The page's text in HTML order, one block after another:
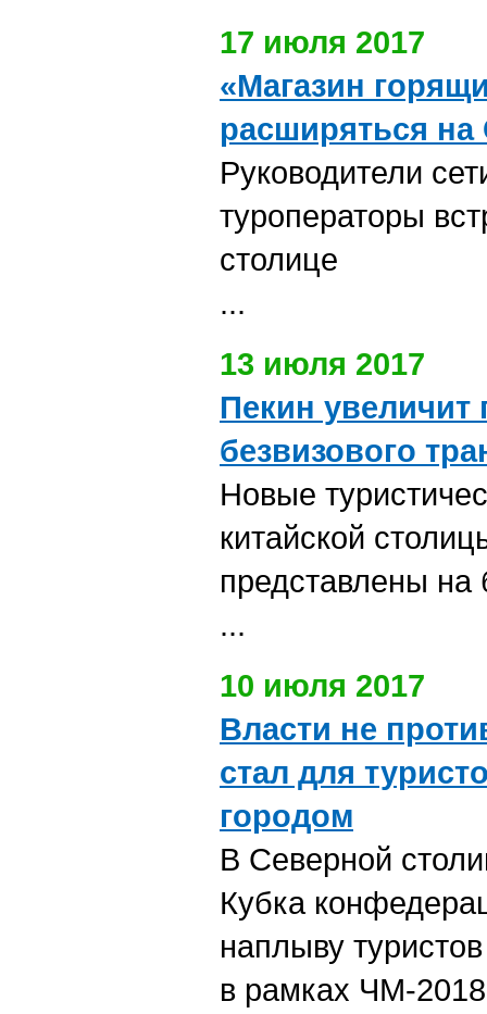
17 июля 2017
«Магазин
расширяться
Руководители
туроператоры
столице
...
13 июля 2017
Пекин увеличит
безвизового
Новые
китайской
представлены на
...
10 июля 2017
Власти не
стал для
городом
В Северной
Кубка
наплыву
в рамках ЧМ-2018